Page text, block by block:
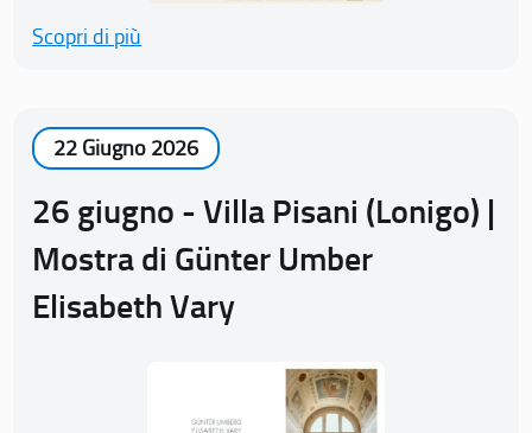
Scopri di più
22 Giugno 2026
26 giugno - Villa Pisani (Lonigo) |
Mostra di Günter Umber
Elisabeth Vary